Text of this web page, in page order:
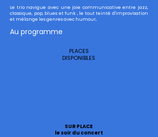
Le trio navigue avec une joie communicative entre jazz,
classique, pop, blues et funk , le tout teinté d'improvisation
et mélange les genres avec humour,
Au programme
PLACES
DISPONIBLES
SUR PLACE
le soir du concert